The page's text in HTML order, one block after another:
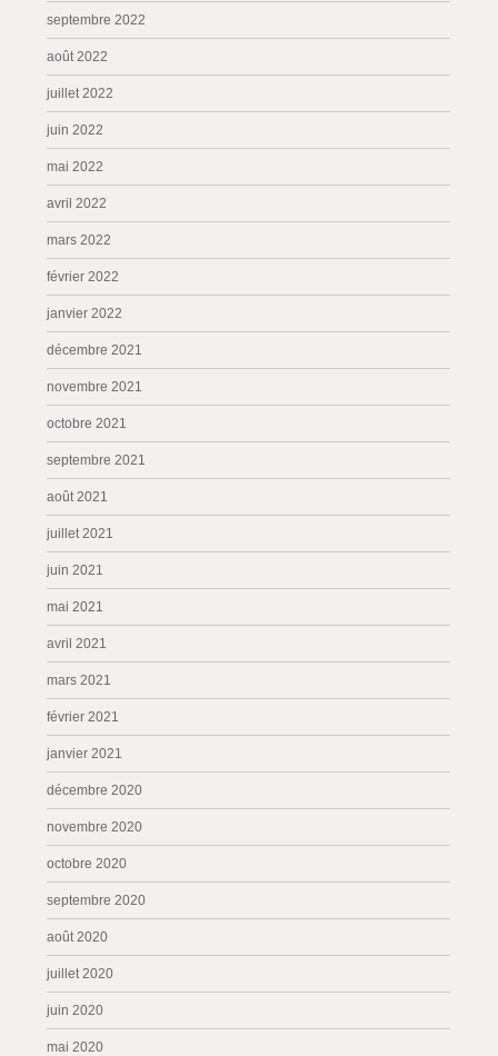
septembre 2022
août 2022
juillet 2022
juin 2022
mai 2022
avril 2022
mars 2022
février 2022
janvier 2022
décembre 2021
novembre 2021
octobre 2021
septembre 2021
août 2021
juillet 2021
juin 2021
mai 2021
avril 2021
mars 2021
février 2021
janvier 2021
décembre 2020
novembre 2020
octobre 2020
septembre 2020
août 2020
juillet 2020
juin 2020
mai 2020